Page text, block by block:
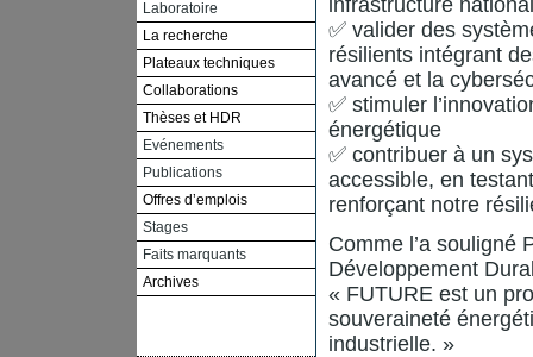
Laboratoire
La recherche
Plateaux techniques
Collaborations
Thèses et HDR
Evénements
Publications
Offres d’emplois
Stages
Faits marquants
Archives
infrastructure
✅ valider des
résilients intégrant
avancé et la
✅ stimuler
énergétique
✅ contribuer à un
accessible, en
renforçant notre
Comme l’a souligné
Développement
« FUTURE est un
souveraineté
industrielle. »